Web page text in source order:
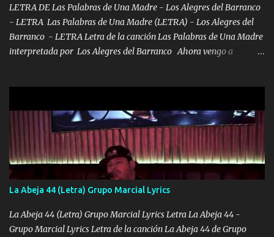
los HERMANOS un cerebro inteligente y com...
LETRA DE Las Palabras de Una Madre - Los Alegres del Barranco
- LETRA Las Palabras de Una Madre (LETRA) - Los Alegres del
Barranco - LETRA Letra de la canción Las Palabras de Una Madre
interpretada por Los Alegres del Barranco Ahora vengo a
quiso, él tiempo sigue pasando y nunca te olvidaremos, aquí
seguiré esperando hasta volvernos a vernos El recuerdo que yo
tengo de mi mente no se va, en mi corazón me llevo lo mismo que
tu papá, a veces me pongo triste porque no puedo mirarte, mas se
que tu me escuchas porque tu eres mi gran ángel, El desespero me
llega para reunirme contigo, tu iluminas mi sendero por siempre
serás mi niño, del amor que yo te tengo es co...
La Abeja 44 (Letra) Grupo Marcial Lyrics
La Abeja 44 (Letra) Grupo Marcial Lyrics Letra La Abeja 44 -
Grupo Marcial Lyrics Letra de la canción La Abeja 44 de Grupo